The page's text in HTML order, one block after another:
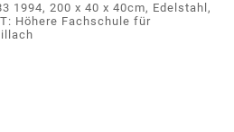
1994, 200 x 40 x 40cm, Edelstahl,
Höhere Fachschule für